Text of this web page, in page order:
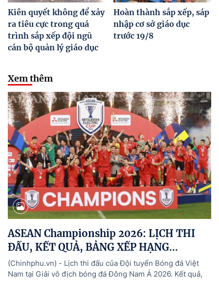
Kiên quyết không để xảy
ra tiêu cực trong quá
trình sắp xếp đội ngũ
cán bộ quản lý giáo dục
Hoàn thành sắp xếp, sáp
nhập cơ sở giáo dục
trước 19/8
Xem thêm
ASEAN Championship 2026: LỊCH THI
ĐẤU, KẾT QUẢ, BẢNG XẾP HẠNG...
(Chinhphu.vn) - Lịch thi đấu của Đội tuyển Bóng đá Việt
Nam tại Giải vô địch bóng đá Đông Nam Á 2026. Kết quả,